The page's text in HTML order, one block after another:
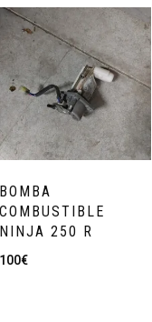
BOMBA
COMBUSTIBLE
NINJA 250 R
100€